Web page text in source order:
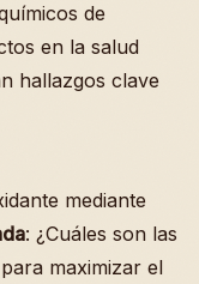
de
en la salud
hallazgos clave
mediante
: ¿Cuáles son las
maximizar el